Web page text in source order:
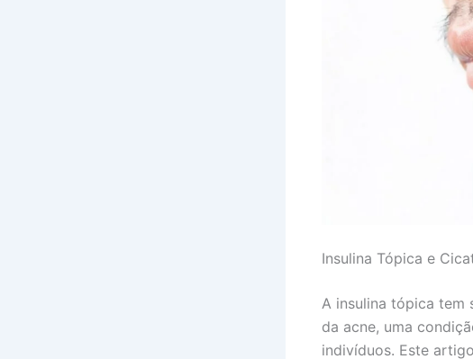
Insulina Tópica e
A insulina tópica
da acne, uma
indivíduos. Este